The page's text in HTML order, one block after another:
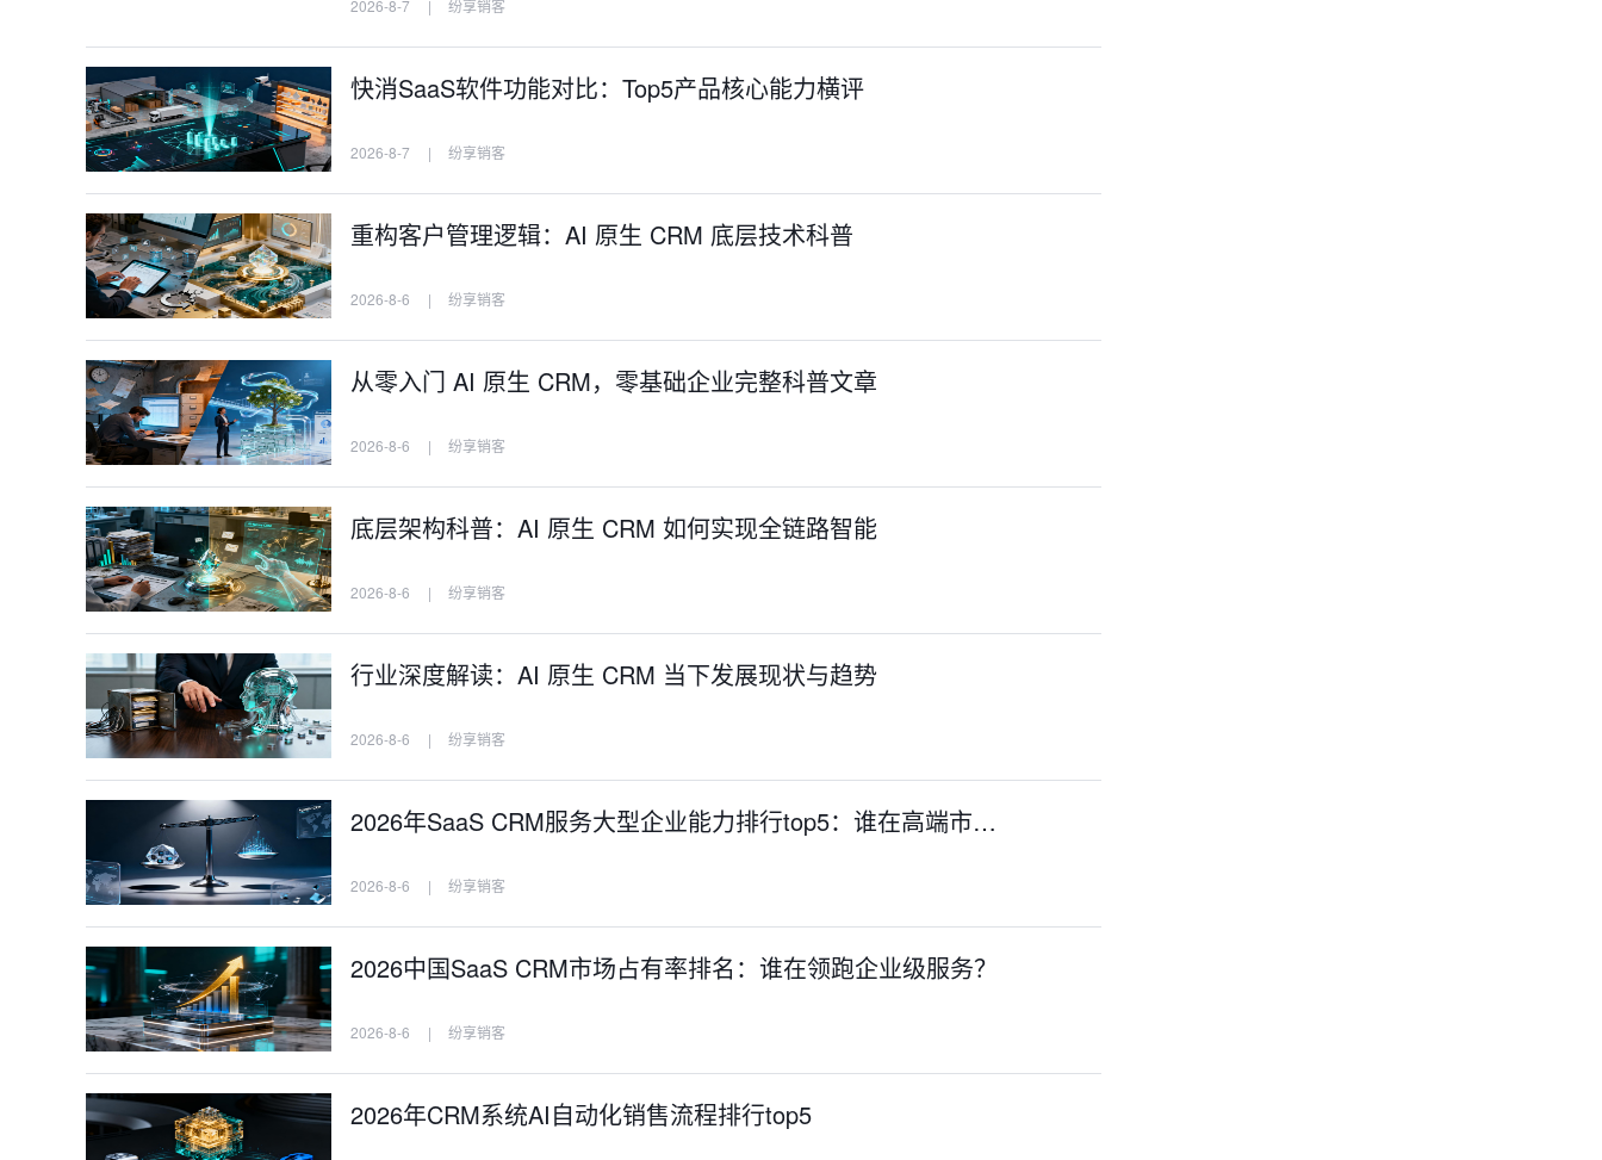
2026-8-7 | 纷享销客
快消SaaS软件功能对比：Top5产品核心能力横评
2026-8-7 | 纷享销客
重构客户管理逻辑：AI 原生 CRM 底层技术科普
2026-8-6 | 纷享销客
从零入门 AI 原生 CRM，零基础企业完整科普文章
2026-8-6 | 纷享销客
底层架构科普：AI 原生 CRM 如何实现全链路智能
2026-8-6 | 纷享销客
行业深度解读：AI 原生 CRM 当下发展现状与趋势
2026-8-6 | 纷享销客
2026年SaaS CRM服务大型企业能力排行top5：谁在高端市…
2026-8-6 | 纷享销客
2026中国SaaS CRM市场占有率排名：谁在领跑企业级服务？
2026-8-6 | 纷享销客
2026年CRM系统AI自动化销售流程排行top5